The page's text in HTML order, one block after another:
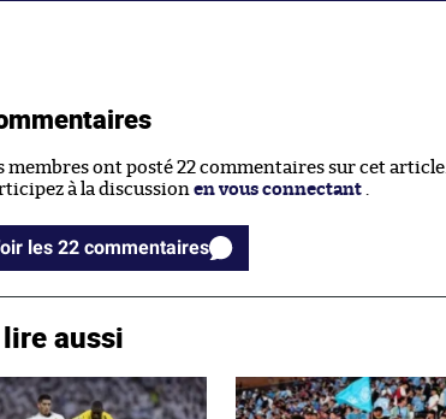
membres ont posté 22 commentaires sur cet article.
à la discussion en vous connectant
Voir les 22 commentaires
aussi